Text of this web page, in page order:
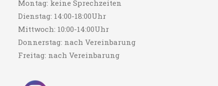
Montag: keine Sprechzeiten
Dienstag: 14:00-18:00Uhr
Mittwoch: 10:00-14:00Uhr
Donnerstag: nach Vereinbarung
Freitag: nach Vereinbarung